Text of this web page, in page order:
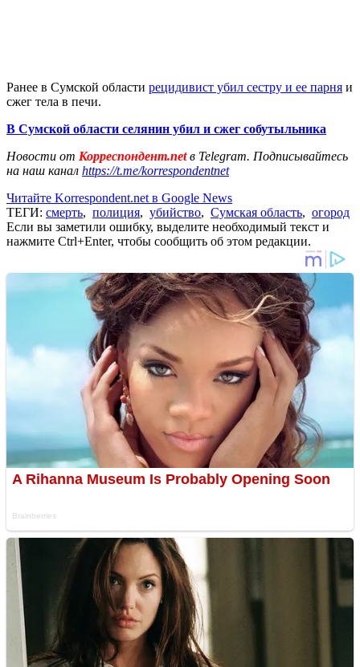
Ранее в Сумской области рецидивист убил сестру и ее парня и
сжег тела в печи.
В Сумской области селянин убил и сжег собутыльника
Новости от Корреспондент.netв Telegram. Подписывайтесь
на наш канал https://t.me/korrespondentnet
Читайте Korrespondent.net в Google News
ТЕГИ: смерть, полиция, убийство, Сумская область, огород
Если вы заметили ошибку, выделите необходимый текст и
нажмите Ctrl+Enter, чтобы сообщить об этом редакции.